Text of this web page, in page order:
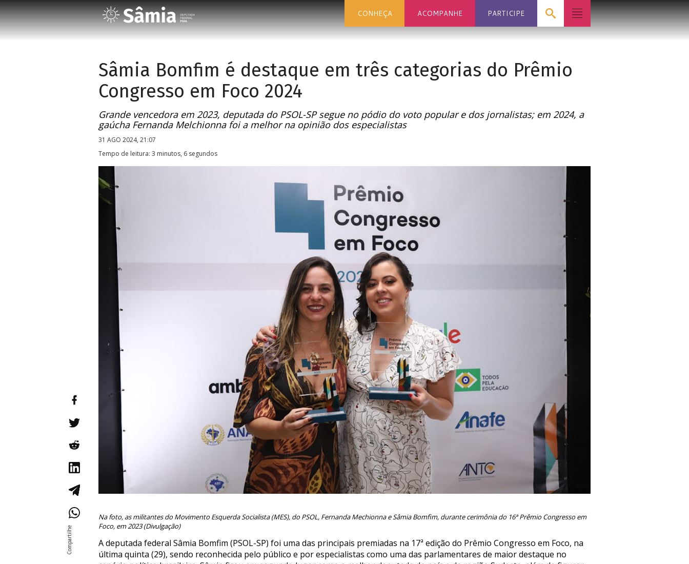
CONHEÇA ACOMPANHE PARTICIPE
Sâmia Bomfim é destaque em três categorias do Prêmio
Congresso em Foco 2024
Grande vencedora em 2023, deputada do PSOL-SP segue no pódio do voto popular e dos jornalistas; em 2024, a
gaúcha Fernanda Melchionna foi a melhor na opinião dos especialistas
31 AGO 2024, 21:07
Tempo de leitura: 3 minutos, 6 segundos
Na foto, as militantes do Movimento Esquerda Socialista (MES), do PSOL, Fernanda Mechionna e Sâmia Bomfim, durante cerimônia do 16ª Prêmio Congresso em
Foco, em 2023 (Divulgação)
A deputada federal Sâmia Bomfim (PSOL-SP) foi uma das principais premiadas na 17ª edição do Prêmio Congresso em Foco, na
última quinta (29), sendo reconhecida pelo público e por especialistas como uma das parlamentares de maior destaque no